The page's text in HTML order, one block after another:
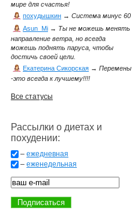
мире для счастья!
похудышкин → Система минус 60
Asun_Mi → Ты не можешь менять
направление ветра, но всегда
можешь поднять паруса, чтобы
достичь своей цели.
Екатерина Сикорская → Перемены
-это всегда к лучшему!!!!
Все статусы
Рассылки о диетах и
похудении:
– ежедневная
– еженедельная